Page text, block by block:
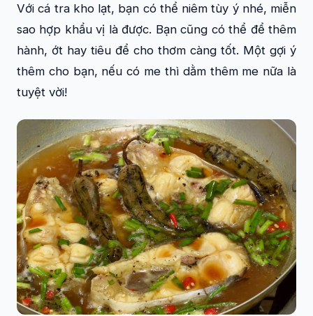
Với cá tra kho lạt, bạn có thể niêm tùy ý nhé, miễn
sao hợp khẩu vị là được. Bạn cũng có thể để thêm
hành, ớt hay tiêu để cho thơm càng tốt. Một gợi ý
thêm cho bạn, nếu có me thì dằm thêm me nữa là
tuyệt vời!